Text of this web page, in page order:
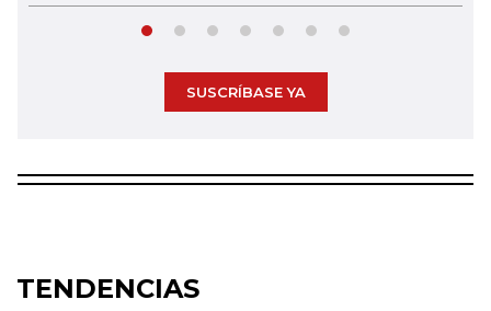
SUSCRÍBASE YA
TENDENCIAS